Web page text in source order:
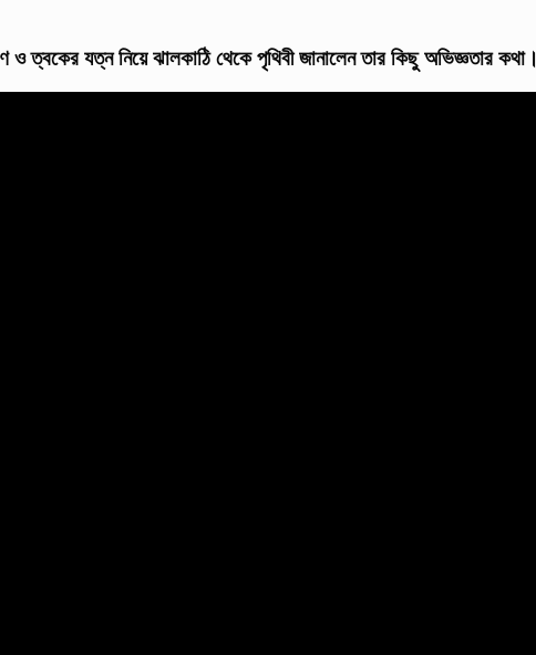
ও ত্বকের যত্ন নিয়ে ঝালকাঠি থেকে পৃথিবী জানালেন তার কিছু অভিজ্ঞতার কথা।